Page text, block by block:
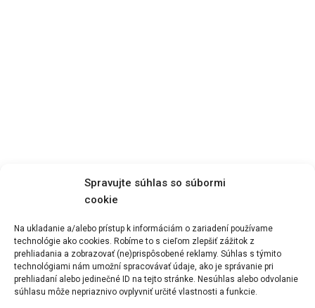
Spravujte súhlas so súbormi
cookie
Na ukladanie a/alebo prístup k informáciám o zariadení používame
technológie ako cookies. Robíme to s cieľom zlepšiť zážitok z
prehliadania a zobrazovať (ne)prispôsobené reklamy. Súhlas s týmito
technológiami nám umožní spracovávať údaje, ako je správanie pri
prehliadaní alebo jedinečné ID na tejto stránke. Nesúhlas alebo odvolanie
súhlasu môže nepriaznivo ovplyvniť určité vlastnosti a funkcie.